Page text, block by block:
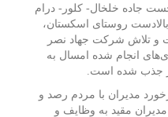
جاده خلخال- کلور- درام
روستای اسکستان،
و تلاش شرکت جهاد نصر
انجام شده امسال به
مدیران با مردم رصد و
مقید به وظایف و